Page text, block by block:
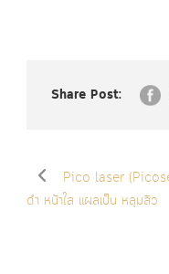
Share Post:
Pico laser
ดำ หน้าใส แผลเป็น หลุมสิว